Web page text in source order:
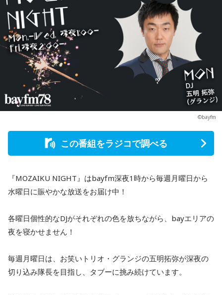
©bayfm
この番組をラジコで調べる
『MOZAIKU NIGHT』はbayfm深夜1時から毎週月曜日から
水曜日に賑やかな放送をお届け中！
各曜日個性的なDJがそれぞれの色を放ちながら、bayエリアの
夜を寝かせません！
毎週月曜日は、お笑いトリオ・グランジの五明拓弥が深夜の
切り込み隊長を目指し、タブーに挑み続けています。